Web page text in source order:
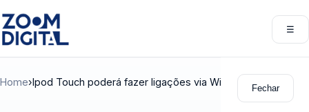
☰
Fechar
Home›Ipod Touch poderá fazer ligações via Wi-Fi